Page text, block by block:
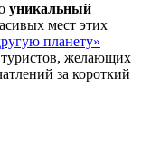
уникальный
мест этих
планету»
туристов, желающих
за короткий